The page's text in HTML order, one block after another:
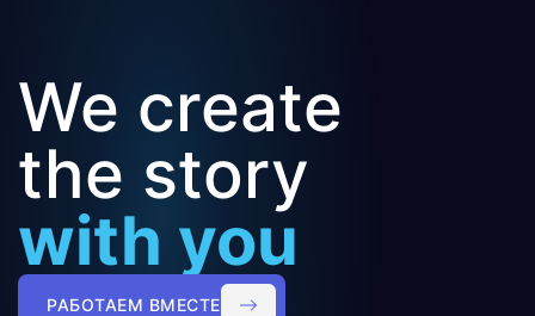
We create
the story
with you
РАБОТАЕМ ВМЕСТЕ